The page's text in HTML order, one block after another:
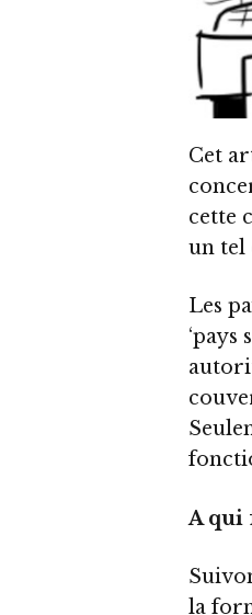
Cet
cette
un tel
Les
A qui
la